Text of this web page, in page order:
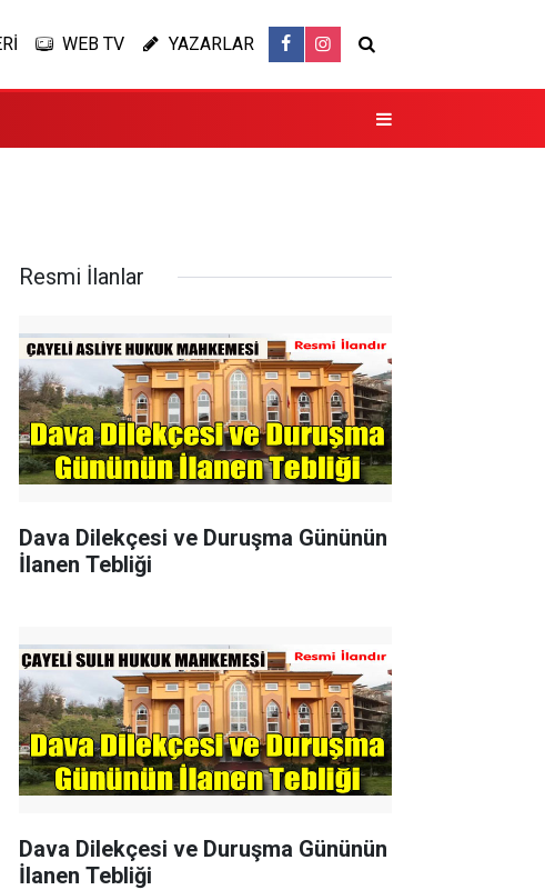
WEB TV YAZARLAR
Resmi İlanlar
Dava Dilekçesi ve Duruşma Gününün
İlanen Tebliği
Dava Dilekçesi ve Duruşma Gününün
İlanen Tebliği